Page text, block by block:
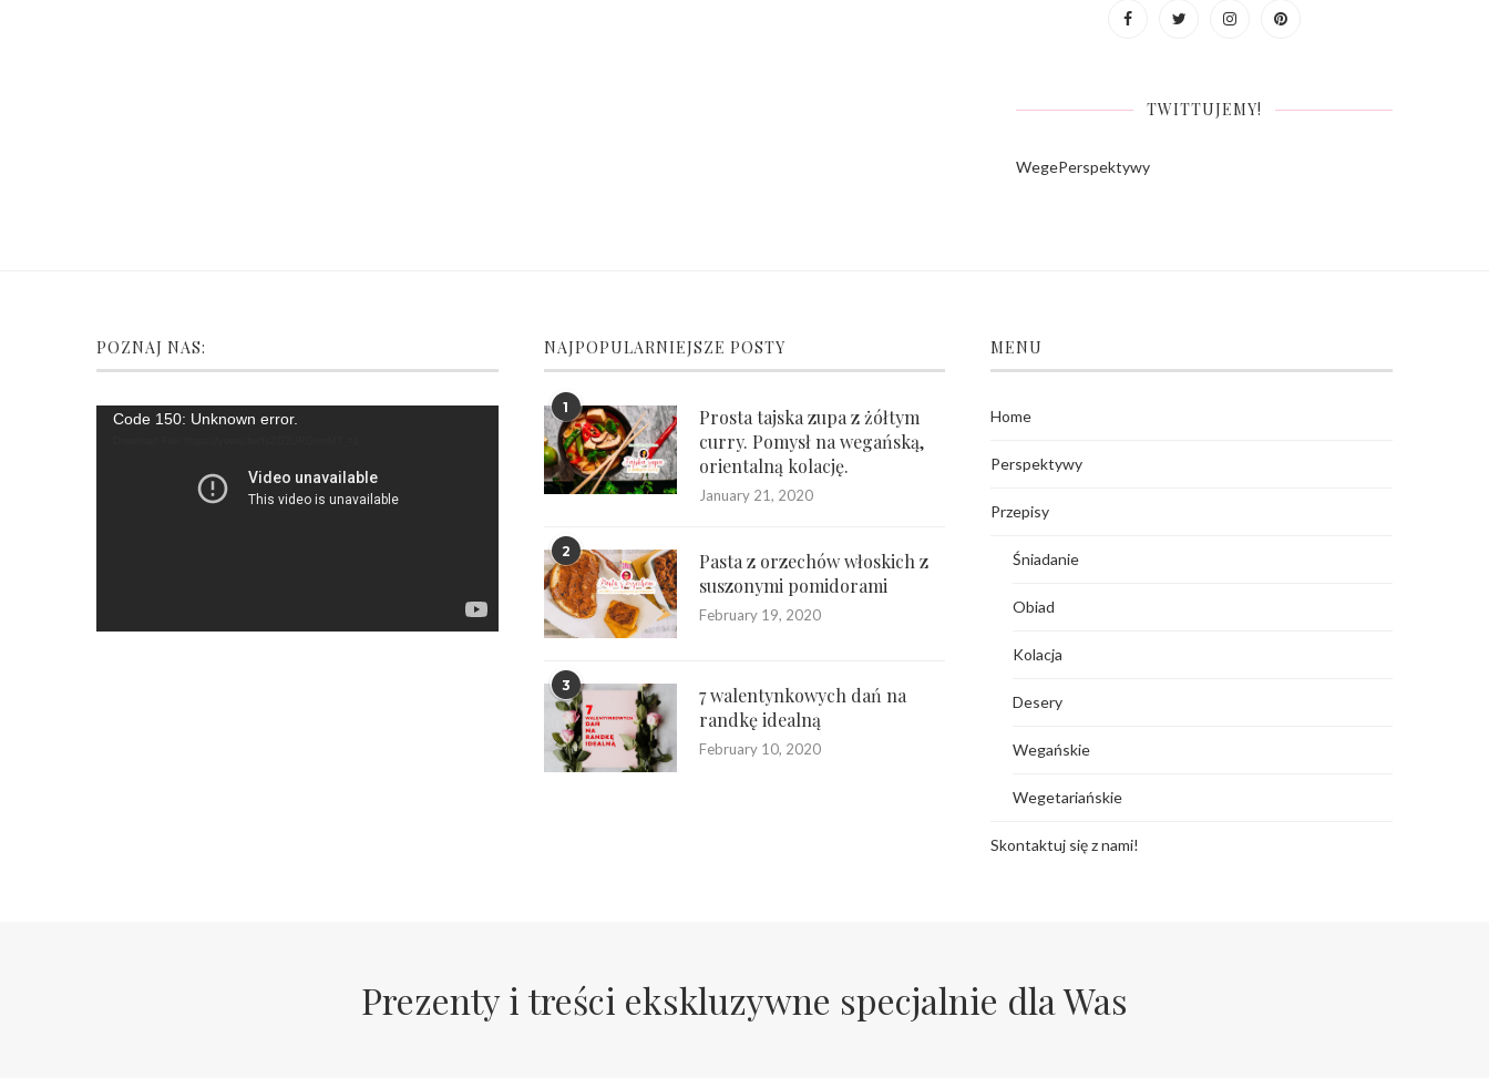
TWITTUJEMY!
WegePerspektywy
POZNAJ NAS:
Video
Code 150: Unknown error.
NAJPOPULARNIEJSZE POSTY
1
Prosta tajska zupa z żółtym
curry. Pomysł na wegańską,
orientalną kolację.
January 21, 2020
2
Pasta z orzechów włoskich z
suszonymi pomidorami
February 19, 2020
3
7 walentynkowych dań na
randkę idealną
February 10, 2020
MENU
Home
Perspektywy
Przepisy
Śniadanie
Obiad
Kolacja
Desery
Wegańskie
Wegetariańskie
Skontaktuj się z nami!
Prezenty i treści ekskluzywne specjalnie dla Was